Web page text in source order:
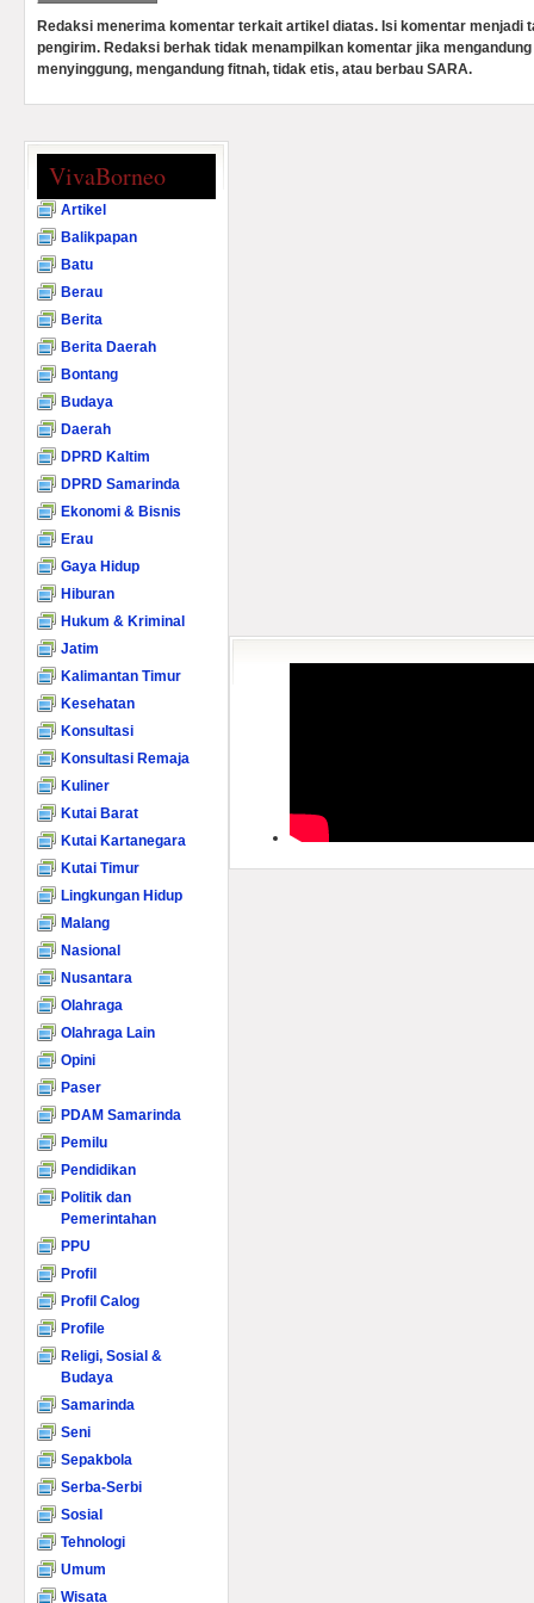
Redaksi menerima komentar terkait artikel diatas. Isi komentar menjadi
pengirim. Redaksi berhak tidak menampilkan komentar jika
menyinggung, mengandung fitnah, tidak etis, atau berbau SARA.
VivaBorneo
Artikel
Balikpapan
Batu
Berau
Berita
Berita Daerah
Bontang
Budaya
Daerah
DPRD Kaltim
DPRD Samarinda
Ekonomi & Bisnis
Erau
Gaya Hidup
Hiburan
Hukum & Kriminal
Jatim
Kalimantan Timur
Kesehatan
Konsultasi
Konsultasi Remaja
Kuliner
Kutai Barat
Kutai Kartanegara
Kutai Timur
Lingkungan Hidup
Malang
Nasional
Nusantara
Olahraga
Olahraga Lain
Opini
Paser
PDAM Samarinda
Pemilu
Pendidikan
Politik dan
Pemerintahan
PPU
Profil
Profil Calog
Profile
Religi, Sosial &
Budaya
Samarinda
Seni
Sepakbola
Serba-Serbi
Sosial
Tehnologi
Umum
Wisata